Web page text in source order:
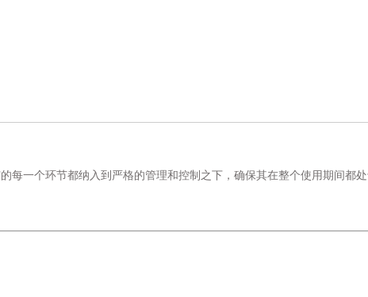
每一个环节都纳入到严格的管理和控制之下，确保其在整个使用期间都